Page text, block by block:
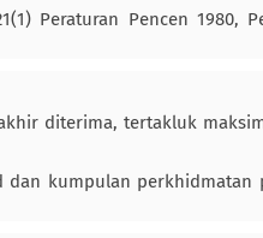
Peraturan Pencen 1980,
diterima, tertakluk
kumpulan perkhidmatan